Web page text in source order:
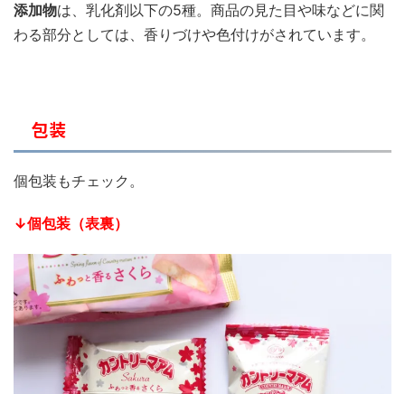
添加物は、乳化剤以下の5種。商品の見た目や味などに関
わる部分としては、香りづけや色付けがされています。
包装
個包装もチェック。
↓個包装（表裏）